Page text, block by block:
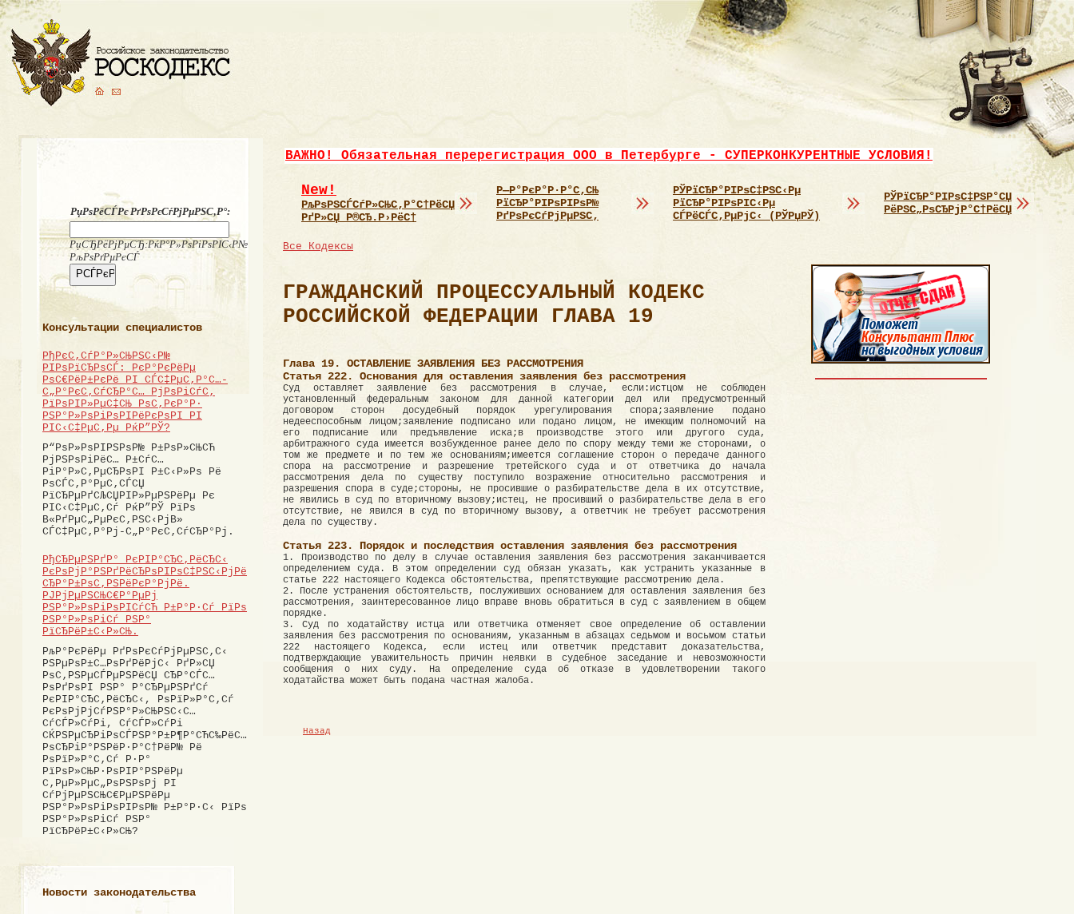
РџРѕРёСЃРє РґРѕРєСѓРјРµРЅС‚Р°:
РџСЂРёРјРµСЂ:РќР°Р»РѕРіРѕРІС‹Р№
РљРѕРґРµРєСЃ
Консультации специалистов
РђРєС‚СѓР°Р»СЊРЅС‹Р№
РІРѕРїСЂРѕСЃ: РєР°РєРёРµ
РѕС€РёР±РєРё РІ СЃС‡РµС‚Р°С…-
С„Р°РєС‚СѓСЂР°С… РјРѕРіСѓС‚
РїРѕРІР»РµС‡СЊ РѕС‚РєР°Р·
РЅР°Р»РѕРіРѕРІРёРєРѕРІ РІ
РІС‹С‡РµС‚Рµ РќР”РЎ?
Р“РѕР»РѕРІРЅРѕР№ Р±РѕР»СЊСЋ
РјРЅРѕРіРёС… Р±СѓС…
РіР°Р»С‚РµСЂРѕРІ Р±С‹Р»Рѕ Рё
РѕСЃС‚Р°РµС‚СЃСЏ
РїСЂРµРґСЉСЏРІР»РµРЅРёРµ Рє
РІС‹С‡РµС‚Сѓ РќР”РЎ РїРѕ
В«РґРµС„РµРєС‚РЅС‹РјВ»
СЃС‡РµС‚Р°Рј-С„Р°РєС‚СѓСЂР°Рј.
РђСЂРµРЅРґР° РєРІР°СЂС‚РёСЂС‹
РєРѕРјР°РЅРґРёСЂРѕРІРѕС‡РЅС‹РјРё
СЂР°Р±РѕС‚РЅРёРєР°РјРё.
РЈРјРµРЅСЊС€Р°РµРј
РЅР°Р»РѕРіРѕРІСѓСЋ Р±Р°Р·Сѓ РїРѕ
РЅР°Р»РѕРіСѓ РЅР°
РїСЂРёР±С‹Р»СЊ.
РљР°РєРёРµ РґРѕРєСѓРјРµРЅС‚С‹
РЅРµРѕР±С…РѕРґРёРјС‹ РґР»СЏ
РѕС‚РЅРµСЃРµРЅРёСЏ СЂР°СЃС…
РѕРґРѕРІ РЅР° Р°СЂРµРЅРґСѓ
РєРІР°СЂС‚РёСЂС‹, РѕРїР»Р°С‚Сѓ
РєРѕРјРјСѓРЅР°Р»СЊРЅС‹С…
СѓСЃР»СѓРі, СѓСЃР»СѓРі
СЌРЅРµСЂРіРѕСЃРЅР°Р±Р¶Р°СЋС‰РёС…
РѕСЂРіР°РЅРёР·Р°С†РёР№ Рё
РѕРїР»Р°С‚Сѓ Р·Р°
РїРѕР»СЊР·РѕРІР°РЅРёРµ
С‚РµР»РµС„РѕРЅРѕРј РІ
СѓРјРµРЅСЊС€РµРЅРёРµ
РЅР°Р»РѕРіРѕРІРѕР№ Р±Р°Р·С‹ РїРѕ
РЅР°Р»РѕРіСѓ РЅР°
РїСЂРёР±С‹Р»СЊ?
Новости законодательства
ВАЖНО! Обязательная перерегистрация ООО в Петербурге - СУПЕРКОНКУРЕНТНЫЕ УСЛОВИЯ!
New!
РљРѕРЅСЃСѓР»СЊС‚Р°С†РёСЏ
РґР»СЏ Р®СЂ.Р›РёС†
Р—Р°РєР°Р·Р°С‚СЊ
РїСЂР°РІРѕРІРѕР№
РґРѕРєСѓРјРµРЅС‚
РЎРїСЂР°РІРѕС‡РЅС‹Рµ
РїСЂР°РІРѕРІС‹Рµ
СЃРёСЃС‚РµРјС‹ (РЎРџРЎ)
РЎРїСЂР°РІРѕС‡РЅР°СЏ
РёРЅС„РѕСЂРјР°С†РёСЏ
Все Кодексы
ГРАЖДАНСКИЙ ПРОЦЕССУАЛЬНЫЙ КОДЕКС
РОССИЙСКОЙ ФЕДЕРАЦИИ ГЛАВА 19
Глава 19. ОСТАВЛЕНИЕ ЗАЯВЛЕНИЯ БЕЗ РАССМОТРЕНИЯ
Статья 222. Основания для оставления заявления без рассмотрения
Суд оставляет заявление без рассмотрения в случае, если:истцом не соблюден
установленный федеральным законом для данной категории дел или предусмотренный
договором сторон досудебный порядок урегулирования спора;заявление подано
недееспособным лицом;заявление подписано или подано лицом, не имеющим полномочий на
его подписание или предъявление иска;в производстве этого или другого суда,
арбитражного суда имеется возбужденное ранее дело по спору между теми же сторонами, о
том же предмете и по тем же основаниям;имеется соглашение сторон о передаче данного
спора на рассмотрение и разрешение третейского суда и от ответчика до начала
рассмотрения дела по существу поступило возражение относительно рассмотрения и
разрешения спора в суде;стороны, не просившие о разбирательстве дела в их отсутствие,
не явились в суд по вторичному вызову;истец, не просивший о разбирательстве дела в его
отсутствие, не явился в суд по вторичному вызову, а ответчик не требует рассмотрения
дела по существу.
Статья 223. Порядок и последствия оставления заявления без рассмотрения
1. Производство по делу в случае оставления заявления без рассмотрения заканчивается
определением суда. В этом определении суд обязан указать, как устранить указанные в
статье 222 настоящего Кодекса обстоятельства, препятствующие рассмотрению дела.
2. После устранения обстоятельств, послуживших основанием для оставления заявления без
рассмотрения, заинтересованное лицо вправе вновь обратиться в суд с заявлением в общем
порядке.
3. Суд по ходатайству истца или ответчика отменяет свое определение об оставлении
заявления без рассмотрения по основаниям, указанным в абзацах седьмом и восьмом статьи
222 настоящего Кодекса, если истец или ответчик представит доказательства,
подтверждающие уважительность причин неявки в судебное заседание и невозможности
сообщения о них суду. На определение суда об отказе в удовлетворении такого
ходатайства может быть подана частная жалоба.
Назад